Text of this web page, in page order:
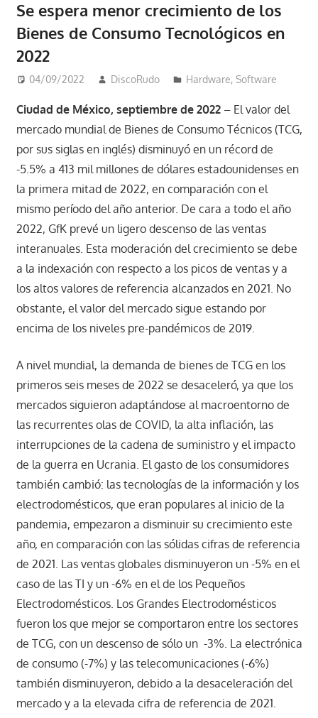
Se espera menor crecimiento de los
Bienes de Consumo Tecnológicos en
2022
04/09/2022 DiscoRudo Hardware,Software
Ciudad de México, septiembre de 2022 – El valor del
mercado mundial de Bienes de Consumo Técnicos (TCG,
por sus siglas en inglés) disminuyó en un récord de
-5.5% a 413 mil millones de dólares estadounidenses en
la primera mitad de 2022, en comparación con el
mismo período del año anterior. De cara a todo el año
2022, GfK prevé un ligero descenso de las ventas
interanuales. Esta moderación del crecimiento se debe
a la indexación con respecto a los picos de ventas y a
los altos valores de referencia alcanzados en 2021. No
obstante, el valor del mercado sigue estando por
encima de los niveles pre-pandémicos de 2019.
A nivel mundial, la demanda de bienes de TCG en los
primeros seis meses de 2022 se desaceleró, ya que los
mercados siguieron adaptándose al macroentorno de
las recurrentes olas de COVID, la alta inflación, las
interrupciones de la cadena de suministro y el impacto
de la guerra en Ucrania. El gasto de los consumidores
también cambió: las tecnologías de la información y los
electrodomésticos, que eran populares al inicio de la
pandemia, empezaron a disminuir su crecimiento este
año, en comparación con las sólidas cifras de referencia
de 2021. Las ventas globales disminuyeron un -5% en el
caso de las TI y un -6% en el de los Pequeños
Electrodomésticos. Los Grandes Electrodomésticos
fueron los que mejor se comportaron entre los sectores
de TCG, con un descenso de sólo un -3%. La electrónica
de consumo (-7%) y las telecomunicaciones (-6%)
también disminuyeron, debido a la desaceleración del
mercado y a la elevada cifra de referencia de 2021.